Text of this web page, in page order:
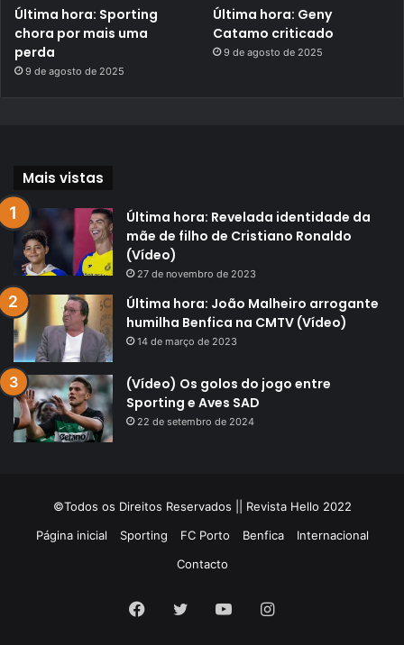
Última hora: Sporting
chora por mais uma
perda
9 de agosto de 2025
Última hora: Geny
Catamo criticado
9 de agosto de 2025
Mais vistas
Última hora: Revelada identidade da
mãe de filho de Cristiano Ronaldo
(Vídeo)
27 de novembro de 2023
Última hora: João Malheiro arrogante
humilha Benfica na CMTV (Vídeo)
14 de março de 2023
(Vídeo) Os golos do jogo entre
Sporting e Aves SAD
22 de setembro de 2024
©Todos os Direitos Reservados || Revista Hello 2022
Página inicial
Sporting FC Porto Benfica
Internacional
Contacto
Facebook
TwitterYouTubeInstagram